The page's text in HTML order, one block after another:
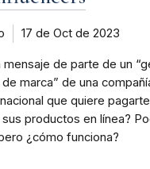
17 de Oct de 2023
mensaje de parte de un
marca” de una
que quiere
productos en línea?
¿cómo funciona?